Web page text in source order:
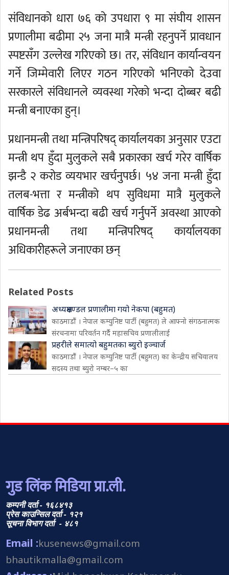
संविधानको धारा ७६ को उपधारा ९ मा संघीय शासन
प्रणालीमा बढीमा २५ जना मात्रै मन्त्री रहनुपर्ने प्रावधान
स्पष्टसँग उल्लेख गरिएको छ। तर, संविधान कार्यान्वयन
गर्ने जिम्मेवारी लिएर गठन गरिएको भनिएको देउवा
सरकारले संविधानले व्यवस्था गरेको भन्दा दोब्बर बढी
मन्त्री बनाएका हुन्।
प्रधानमन्त्री तथा मन्त्रिपरिषद् कार्यालयका अनुसार एउटा
मन्त्री थप हुँदा मुलुकले सबै प्रकारका खर्च गरेर वार्षिक
झन्डै २ करोड व्ययभार खर्चनुपर्छ। ५४ जना मन्त्री हुँदा
तलब-भत्ता र मन्त्रीको थप सुविधमा मात्रै मुलुकले
वार्षिक डेढ अर्बभन्दा बढी खर्च गर्नुपर्ने अवस्था आएको
प्रधानमन्त्री तथा मन्त्रिपरिषद् कार्यालयका
अधिकारीहरूले जनाएका छन्
Related Posts
अध्यक्षमण्डल प्रणालीमा गयो नेकपा (बहुमत)
काठमाडौं । नेपाल कम्युनिष्ट पार्टी (बहुमत) ले आफ्नो संगठनात्मक
संरचनामा परिवर्तन गर्दै महासचिव प्रणालीलाई
प्रहरीले समात्यो बहुमतका ब्युरो इञ्चार्ज
काठमाडौं । नेपाल कम्युनिष्ट पार्टी (बहुमत) का केन्द्रीय सचिवालय
सदस्य तथा ब्युरो नम्बर–५ का
गुड लिंक मिडिया प्रा.ली.
कम्पनी दर्ता - १६८४१३
प्रेस काउन्सिल दर्ता - १२१
सूचना विभाग दर्ता - ४८१
Email :kusenews@gmail.com
bhautikmalla@gmail.com